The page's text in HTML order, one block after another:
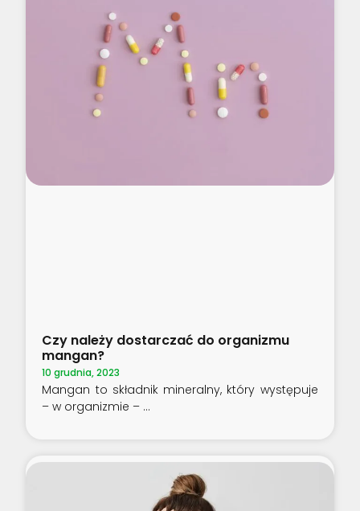
Czy należy dostarczać do organizmu
mangan?
10 grudnia, 2023
Mangan to składnik mineralny, który występuje
– w organizmie –